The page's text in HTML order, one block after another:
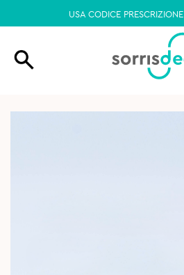
USA CODICE PRESCRIZIONE